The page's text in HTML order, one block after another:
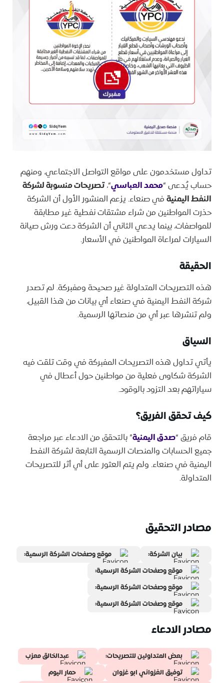
تداول مستخدمون على مواقع التواصل الاجتماعي، ومنهم
حساب يُدعى “محمد العباسي“،تصريحات منسوبة لشركة
النفط اليمنيةفي صنعاء. يزعم المنشور الأول أن الشركة
حذرت المواطنين من شراء مشتقات نفطية غير مطابقة
للمواصفات، بينما يدعي الثاني أن الشركة دعت ورش صيانة
السيارات لمراعاة المواطنين في الأسعار.
الحقيقة
هذه التصريحات المتداولة غير صحيحة ومفبركة. لم تصدر
شركة النفط اليمنية في صنعاء أي بيانات من هذا القبيل،
ولم تنشرها عبر أي من منصاتها الرسمية.
السياق
يأتي تداول هذه التصريحات المفبركة في وقت تلقت فيه
الشركة شكاوى فعلية من مواطنين حول أعطال في
سياراتهم بعد التزود بالوقود.
كيف تحقق الفريق؟
قام فريق “صدق اليمنية” بالتحقق من الادعاء عبر مراجعة
جميع الحسابات والمنصات الرسمية التابعة لشركة النفط
اليمنية في صنعاء. ولم يتم العثور على أي أثر للتصريحات
المتداولة.
مصادر التحقيق
بيان الشركة:
موقع وصفحات الشركة الرسمية:
موقع وصفحات الشركة الرسمية:
موقع وصفحات الشركة الرسمية:
موقع وصفحات الشركة الرسمية:
مصادر الادعاء
بعض المتداولين للتصريحات:
عبدالخالق معزب
توفيق الغزواني ابو غزوان
حمار اليوم